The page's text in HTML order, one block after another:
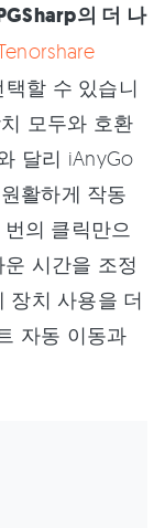
의 더 나
택할 수 있습니
모두와 호환
달리 iAnyGo
활하게 작동
의 클릭만으
시간을 조정
장치 사용을 더
자동 이동과